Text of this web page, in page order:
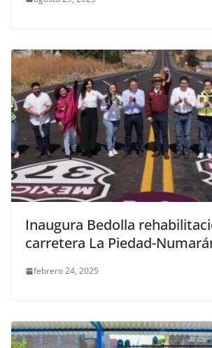
Inaugura Bedolla
carretera La Piedad-
febrero 24, 2025